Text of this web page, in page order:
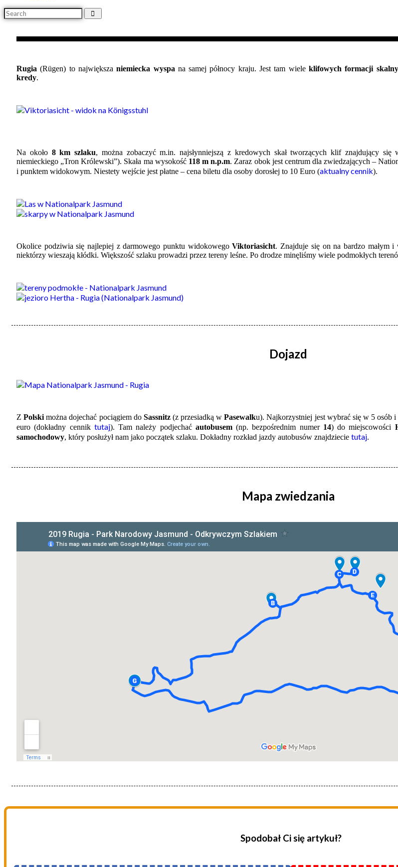
Rugia (Rügen) to największaniemiecka wyspa na samej północy kraju. Jest tam wiele klifowych formacji
kredy.
Na około 8 km szlaku, można zobaczyć m.in. najsłynniejszą z kredowych skał tworzących klif znajdujący
niemieckiego „Tron Królewski”). Skała ma wysokość 118 m n.p.m. Zaraz obok jest centrum dla zwiedzających –
i punktem widokowym. Niestety wejście jest płatne – cena biletu dla osoby dorosłej to 10 Euro (aktualny cennik).
Okolice podziwia się najlepiej z darmowego punktu widokowegoViktoriasicht. Znajduje się on na bardzo małym i
niektórzy wieszają kłódki. Większość szlaku prowadzi przez tereny leśne. Po drodze minęliśmy wiele podmokłych
Dojazd
ZPolski można dojechać pociągiem do Sassnitz(z przesiadką wPasewalku). Najkorzystniej jest wybrać się w 5 osób
euro (dokładny cennik tutaj). Tam należy podjechać autobusem(np. bezpośrednim numer 14) do miejscowości
samochodowy, który posłużył nam jako początek szlaku. Dokładny rozkład jazdy autobusów znajdziecie tutaj.
Mapa zwiedzania
Spodobał Ci się artykuł?